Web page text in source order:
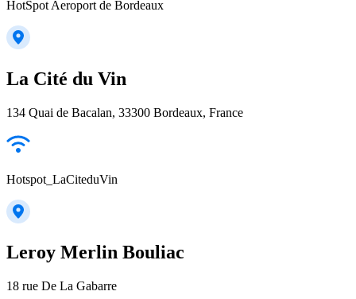
HotSpot Aeroport de Bordeaux
La Cité du Vin
134 Quai de Bacalan, 33300 Bordeaux, France
Hotspot_LaCiteduVin
Leroy Merlin Bouliac
18 rue De La Gabarre